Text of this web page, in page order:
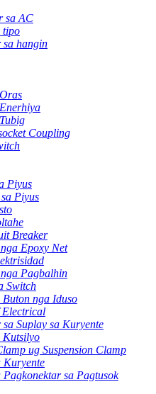
sa AC
tipo
sa hangin
Coupling
Piyus
Piyus
Breaker
Epoxy Net
Pagbalhin
Switch
Buton nga Iduso
Electrical
Suplay sa Kuryente
Kutsilyo
ug Suspension Clamp
Kuryente
Pagkonektar sa Pagtusok